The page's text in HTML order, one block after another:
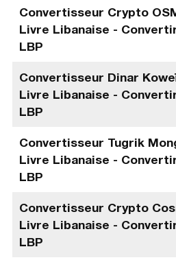
Convertisseur Crypto
Livre Libanaise -
LBP
Convertisseur Dinar
Livre Libanaise -
LBP
Convertisseur Tugrik
Livre Libanaise -
LBP
Convertisseur Crypto
Livre Libanaise -
LBP